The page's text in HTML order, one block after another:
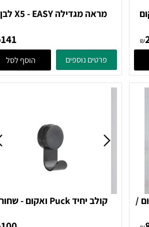
מראה מגדילה X5 - EASY לבן
5098116886 Kleine wolke
₪141
פרטים נוספים הוסף לסל